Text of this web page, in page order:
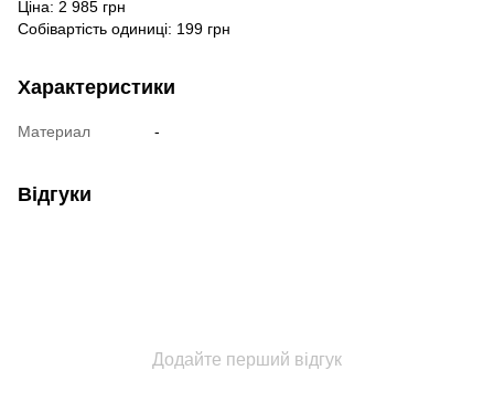
Ціна: 2 985 грн
Собівартість одиниці: 199 грн
Характеристики
Материал -
Відгуки
Додайте перший відгук